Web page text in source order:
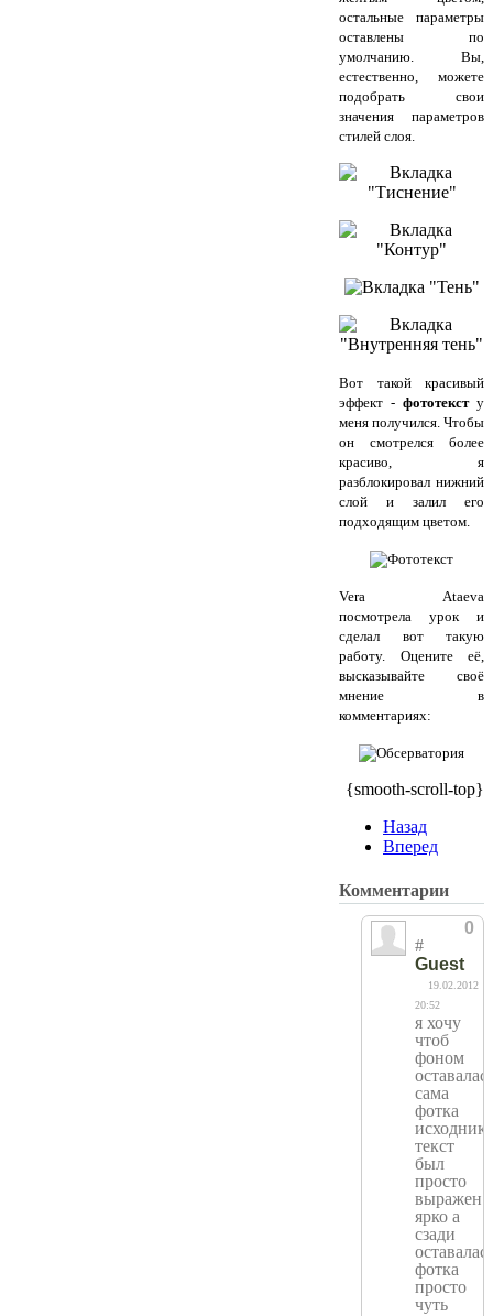
остальные параметры
оставлены по
умолчанию. Вы,
естественно, можете
подобрать свои
значения параметров
стилей слоя.
Вот такой красивый
эффект - фототекст у
меня получился. Чтобы
он смотрелся более
красиво, я
разблокировал нижний
слой и залил его
подходящим цветом.
Vera Ataeva
посмотрела урок и
сделал вот такую
работу. Оцените её,
высказывайте своё
мнение в
комментариях:
{smooth-scroll-top}
Назад
Вперед
Комментарии
0
#
Guest
19.02.2012
20:52
я хочу
чтоб
фоном
сама
фотка
текст
был
просто
выражен
ярко а
сзади
фотка
просто
чуть